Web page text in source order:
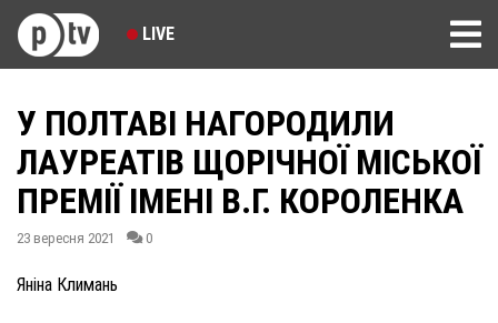
LIVE
У ПОЛТАВІ НАГОРОДИЛИ
ЛАУРЕАТІВ ЩОРІЧНОЇ МІСЬКОЇ
ПРЕМІЇ ІМЕНІ В.Г. КОРОЛЕНКА
23 вересня 2021 0
Яніна Климань